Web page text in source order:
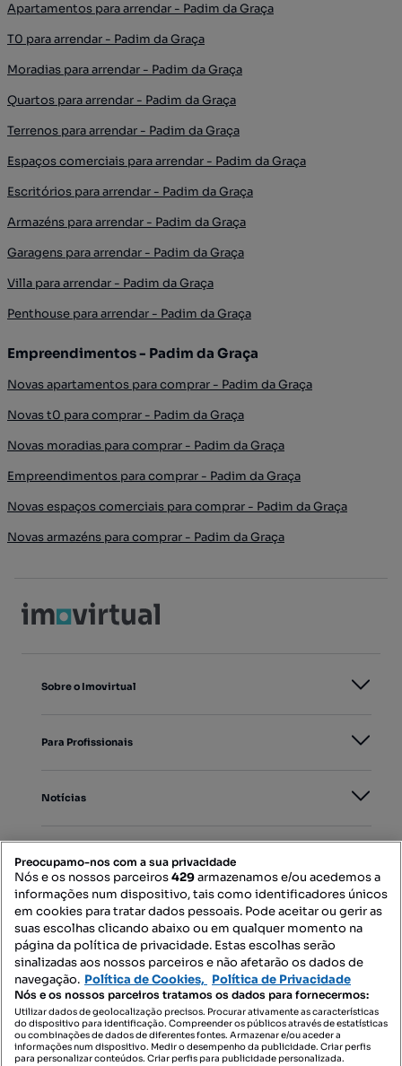
Apartamentos para arrendar - Padim da Graça
T0 para arrendar - Padim da Graça
Moradias para arrendar - Padim da Graça
Quartos para arrendar - Padim da Graça
Terrenos para arrendar - Padim da Graça
Espaços comerciais para arrendar - Padim da Graça
Escritórios para arrendar - Padim da Graça
Armazéns para arrendar - Padim da Graça
Garagens para arrendar - Padim da Graça
Villa para arrendar - Padim da Graça
Penthouse para arrendar - Padim da Graça
Empreendimentos - Padim da Graça
Novas apartamentos para comprar - Padim da Graça
Novas t0 para comprar - Padim da Graça
Novas moradias para comprar - Padim da Graça
Empreendimentos para comprar - Padim da Graça
Novas espaços comerciais para comprar - Padim da Graça
Novas armazéns para comprar - Padim da Graça
Sobre o Imovirtual
Para Profissionais
Notícias
Mapa do Site
Contacte-nos
SIGA-NOS:
Preocupamo-nos com a sua privacidade
Nós e os nossos parceiros429armazenamos e/ou acedemos a
informações num dispositivo, tais como identificadores únicos
em cookies para tratar dados pessoais. Pode aceitar ou gerir as
suas escolhas clicando abaixo ou em qualquer momento na
página da política de privacidade. Estas escolhas serão
sinalizadas aos nossos parceiros e não afetarão os dados de
navegação. Política de Cookies, Política de Privacidade
Nós e os nossos parceiros tratamos os dados para fornecermos:
Utilizar dados de geolocalização precisos. Procurar ativamente as características
do dispositivo para identificação. Compreender os públicos através de estatísticas
ou combinações de dados de diferentes fontes. Armazenar e/ou aceder a
informações num dispositivo. Medir o desempenho da publicidade. Criar perfis
para personalizar conteúdos. Criar perfis para publicidade personalizada.